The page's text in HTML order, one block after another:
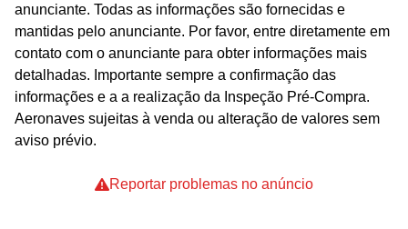
anunciante. Todas as informações são fornecidas e
mantidas pelo anunciante. Por favor, entre diretamente em
contato com o anunciante para obter informações mais
detalhadas. Importante sempre a confirmação das
informações e a a realização da Inspeção Pré-Compra.
Aeronaves sujeitas à venda ou alteração de valores sem
aviso prévio.
Reportar problemas no anúncio